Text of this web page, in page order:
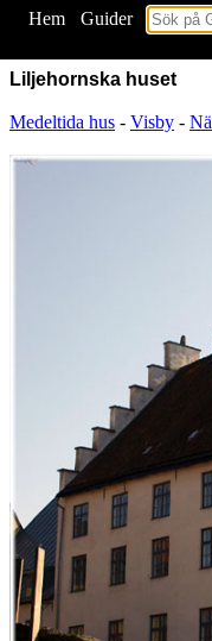
Hem
Guider
Liljehornska huset
Medeltida hus - Visby -